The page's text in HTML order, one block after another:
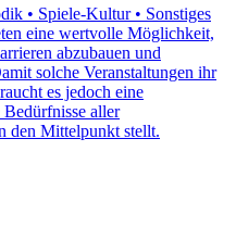
• Spiele-Kultur • Sonstiges
eine wertvolle Möglichkeit,
abzubauen und
solche Veranstaltungen ihr
es jedoch eine
aller
den Mittelpunkt stellt.